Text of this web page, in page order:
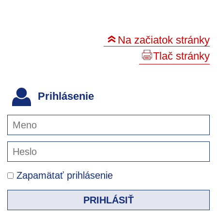
Na začiatok stránky
Tlač stránky
Prihlásenie
Zapamätať prihlásenie
PRIHLÁSIŤ